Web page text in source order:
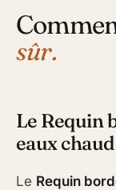
sûr.
Le Requin
eaux
Le Requin